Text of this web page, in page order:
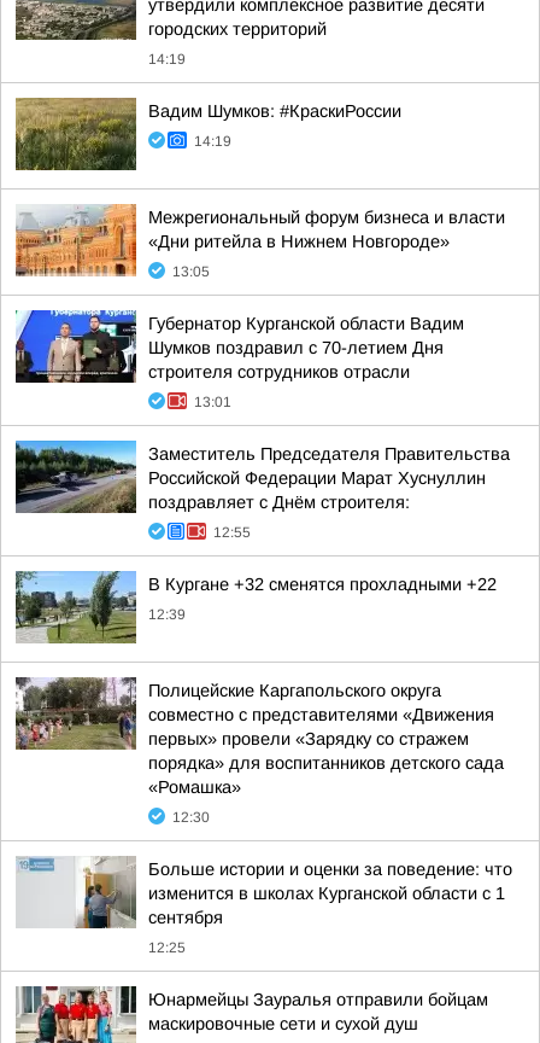
утвердили комплексное развитие десяти
городских территорий
14:19
Вадим Шумков: #КраскиРоссии
14:19
Межрегиональный форум бизнеса и власти
«Дни ритейла в Нижнем Новгороде»
13:05
Губернатор Курганской области Вадим
Шумков поздравил с 70-летием Дня
строителя сотрудников отрасли
13:01
Заместитель Председателя Правительства
Российской Федерации Марат Хуснуллин
поздравляет с Днём строителя:
12:55
В Кургане +32 сменятся прохладными +22
12:39
Полицейские Каргапольского округа
совместно с представителями «Движения
первых» провели «Зарядку со стражем
порядка» для воспитанников детского сада
«Ромашка»
12:30
Больше истории и оценки за поведение: что
изменится в школах Курганской области с 1
сентября
12:25
Юнармейцы Зауралья отправили бойцам
маскировочные сети и сухой душ